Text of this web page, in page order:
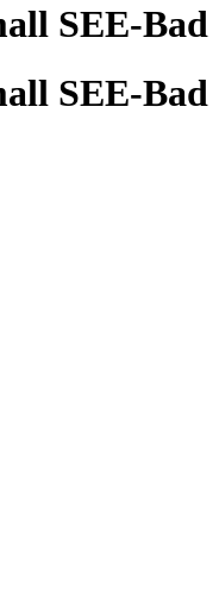
SEE-Bad
SEE-Bad